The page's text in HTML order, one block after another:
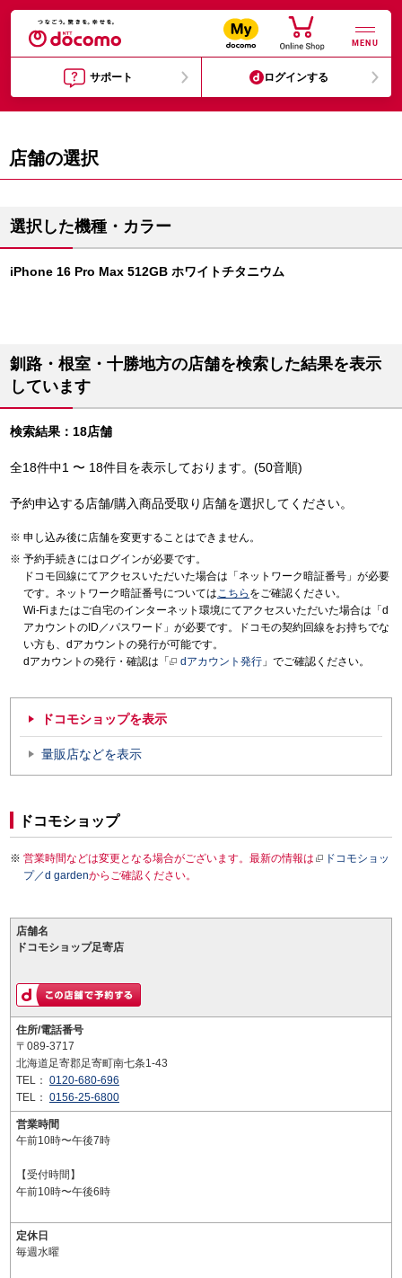
MENU
サポート ログインする
店舗の選択
選択した機種・カラー
iPhone 16 Pro Max 512GB ホワイトチタニウム
釧路・根室・十勝地方の店舗を検索した結果を表示
しています
検索結果：18店舗
全18件中1 〜 18件目を表示しております。(50音順)
予約申込する店舗/購入商品受取り店舗を選択してください。
申し込み後に店舗を変更することはできません。
予約手続きにはログインが必要です。
ドコモ回線にてアクセスいただいた場合は「ネットワーク暗証番号」が必要
です。ネットワーク暗証番号についてはこちら をご確認ください。
Wi-Fiまたはご自宅のインターネット環境にてアクセスいただいた場合は「d
アカウントのID／パスワード」が必要です。ドコモの契約回線をお持ちでな
い方も、dアカウントの発行が可能です。
dアカウントの発行・確認は「
dアカウント発行 」でご確認ください。
ドコモショップを表示
量販店などを表示
ドコモショップ
営業時間などは変更となる場合がございます。最新の情報は
ドコモショッ
プ／d gardenからご確認ください。
店舗名
ドコモショップ足寄店
住所/電話番号
〒089-3717
北海道足寄郡足寄町南七条1-43
TEL： 0120-680-696
TEL： 0156-25-6800
営業時間
午前10時〜午後7時
【受付時間】
午前10時〜午後6時
定休日
毎週水曜